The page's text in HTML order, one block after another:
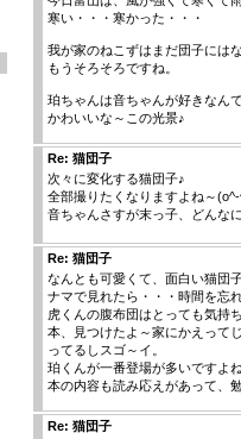
寒い・・・寒かった・・・
我が家のねこずはまだ団子には
もうそろそろですね。
珀ちゃんは音ちゃんが好きなんで
かわいいな～この光景♪
Re: 猫団子
次々に変化する猫団子♪
全部撮りたくなりますよね～(o^-
音ちゃんさすが末っ子、どんな
Re: 猫団子
なんとも可愛くて、面白い猫団
ナマで見れたら・・・時間を忘
虎くんの腹布団はとっても気持
本、見つけたよ～家にかえって
ってるしスゴ～イ。
珀くんが一番登場が多いですよ
本の内容も読み応えがあって、
Re: 猫団子